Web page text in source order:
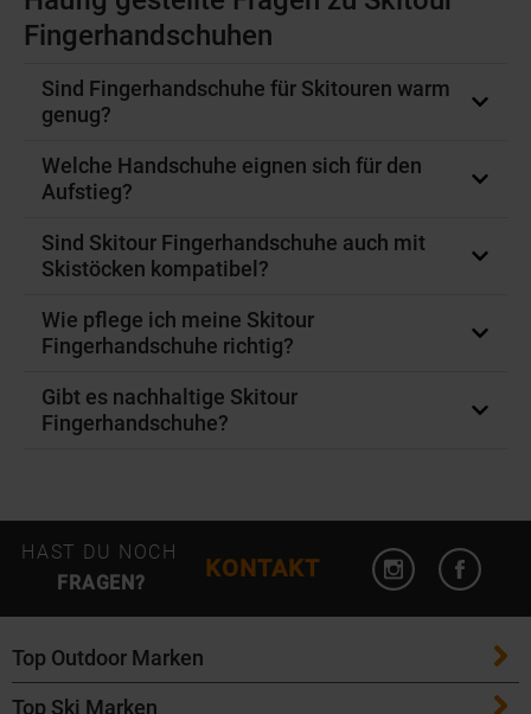
Fingerhandschuhen
Sind Fingerhandschuhe für Skitouren warm
genug?
Welche Handschuhe eignen sich für den
Aufstieg?
Sind Skitour Fingerhandschuhe auch mit
Skistöcken kompatibel?
Wie pflege ich meine Skitour
Fingerhandschuhe richtig?
Gibt es nachhaltige Skitour
Fingerhandschuhe?
HAST DU NOCH
FRAGEN?
KONTAKT
Instagram
Top Outdoor Marken
Patagonia
Top Ski Marken